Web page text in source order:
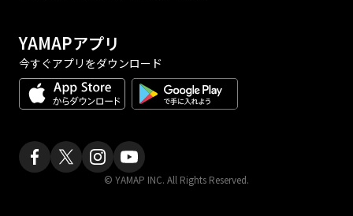
YAMAPアプリ
今すぐアプリをダウンロード
© YAMAP INC. All Rights Reserved.